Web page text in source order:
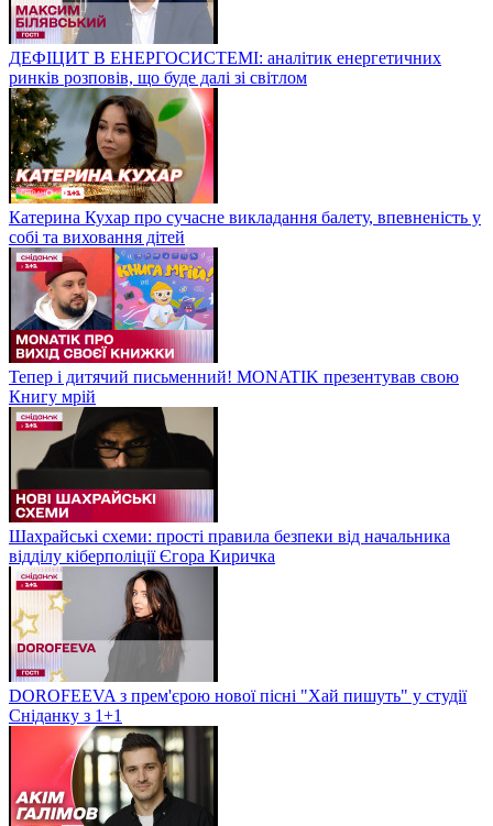
ДЕФІЦИТ В ЕНЕРГОСИСТЕМІ: аналітик енергетичних
ринків розповів, що буде далі зі світлом
Катерина Кухар про сучасне викладання балету, впевненість у
собі та виховання дітей
Тепер і дитячий письменний! MONATIK презентував свою
Книгу мрій
Шахрайські схеми: прості правила безпеки від начальника
відділу кіберполіції Єгора Киричка
DOROFEEVA з прем'єрою нової пісні "Хай пишуть" у студії
Сніданку з 1+1